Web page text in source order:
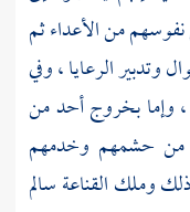
من الأعداء ثم
الرعايا ، وفي
وإما بخروج أحد من
من حشمهم وخدمهم
وملك القناعة سالم